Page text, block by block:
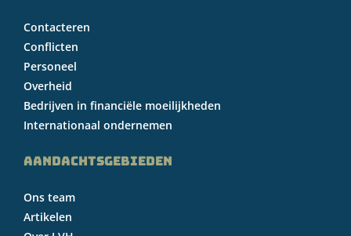
Contacteren
Conflicten
Personeel
Overheid
Bedrijven in financiële moeilijkheden
Internationaal ondernemen
AANDACHTSGEBIEDEN
Ons team
Artikelen